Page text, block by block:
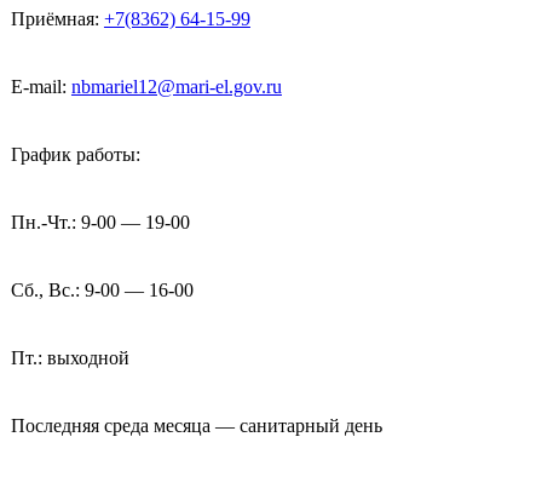
Приёмная: +7(8362) 64-15-99
E-mail: nbmariel12@mari-el.gov.ru
График работы:
Пн.-Чт.: 9-00 — 19-00
Сб., Вс.: 9-00 — 16-00
Пт.: выходной
Последняя среда месяца — санитарный день